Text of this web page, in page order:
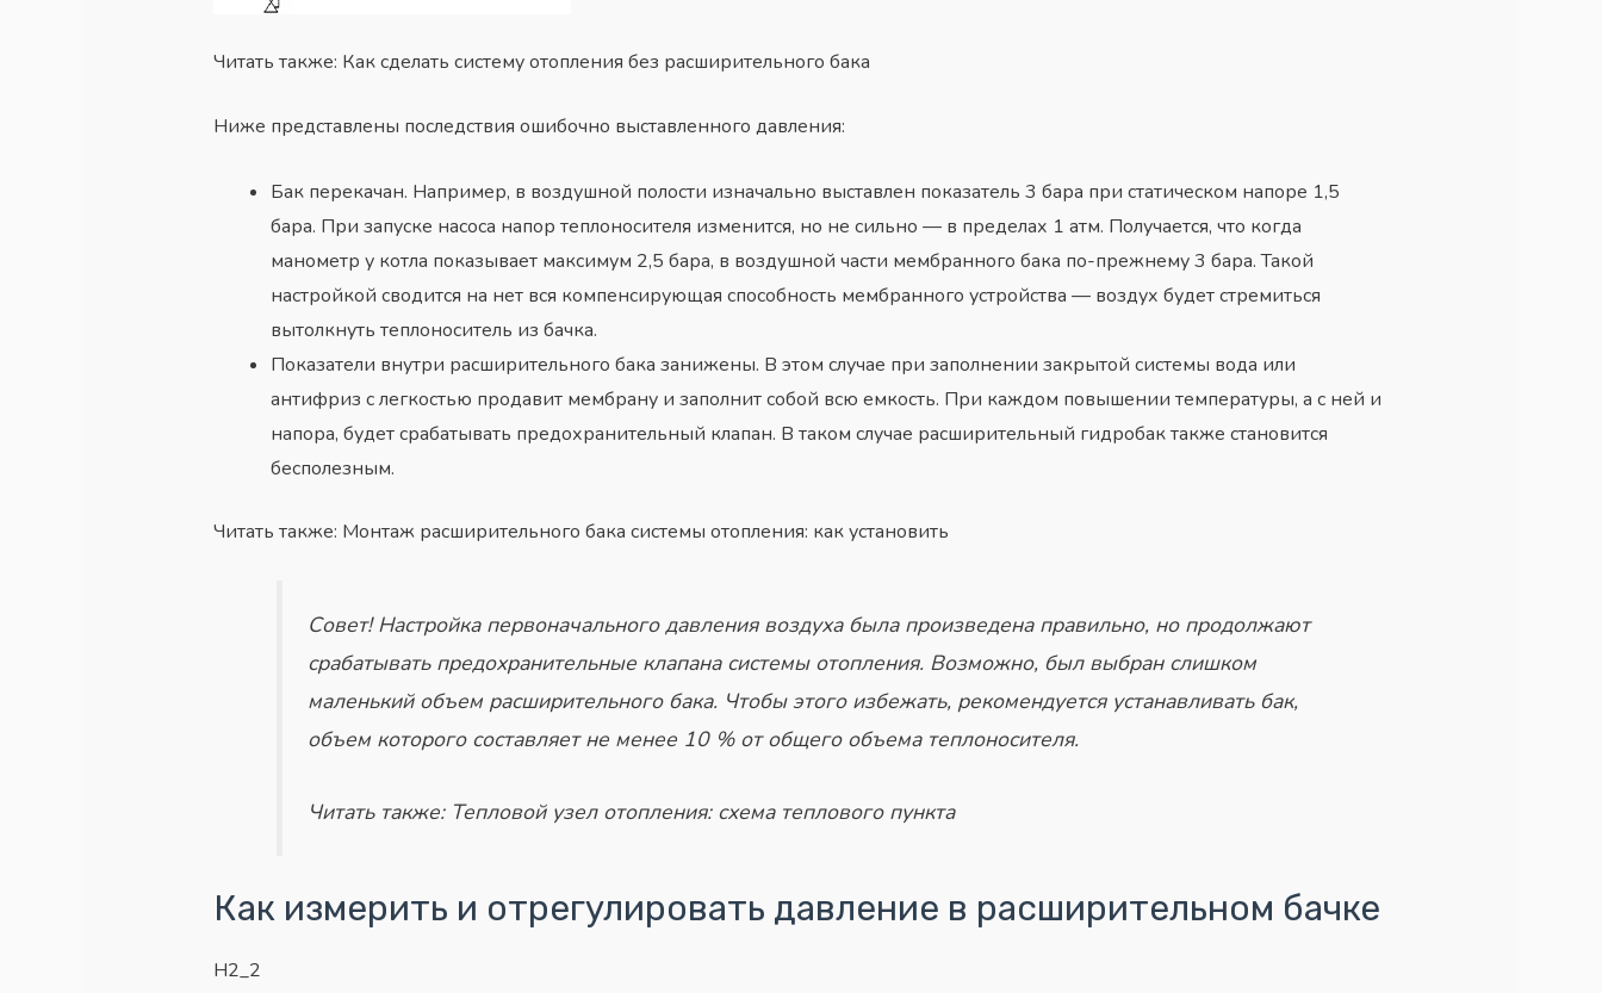
Читать также: Как сделать систему отопления без расширительного бака
Ниже представлены последствия ошибочно выставленного давления:
Бак перекачан. Например, в воздушной полости изначально выставлен показатель 3 бара при статическом напоре 1,5
бара. При запуске насоса напор теплоносителя изменится, но не сильно — в пределах 1 атм. Получается, что когда
манометр у котла показывает максимум 2,5 бара, в воздушной части мембранного бака по-прежнему 3 бара. Такой
настройкой сводится на нет вся компенсирующая способность мембранного устройства — воздух будет стремиться
вытолкнуть теплоноситель из бачка.
Показатели внутри расширительного бака занижены. В этом случае при заполнении закрытой системы вода или
антифриз с легкостью продавит мембрану и заполнит собой всю емкость. При каждом повышении температуры, а с ней и
напора, будет срабатывать предохранительный клапан. В таком случае расширительный гидробак также становится
бесполезным.
Читать также: Монтаж расширительного бака системы отопления: как установить
Совет!Настройкапервоначального давления воздуха была произведена правильно, но продолжают
срабатывать предохранительные клапана системы отопления. Возможно, был выбран слишком
маленький объем расширительного бака. Чтобы этого избежать, рекомендуется устанавливать бак,
объемкоторого составляет не менее 10 % от общего объема теплоносителя.
Читать также: Тепловой узел отопления: схема теплового пункта
Как измерить и отрегулировать давление в расширительном бачке
H2_2